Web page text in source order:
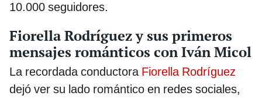
10.000 seguidores.
Fiorella Rodríguez y sus primeros
mensajes románticos con Iván Micol
La recordada conductora Fiorella Rodríguez
dejó ver su lado romántico en redes sociales,